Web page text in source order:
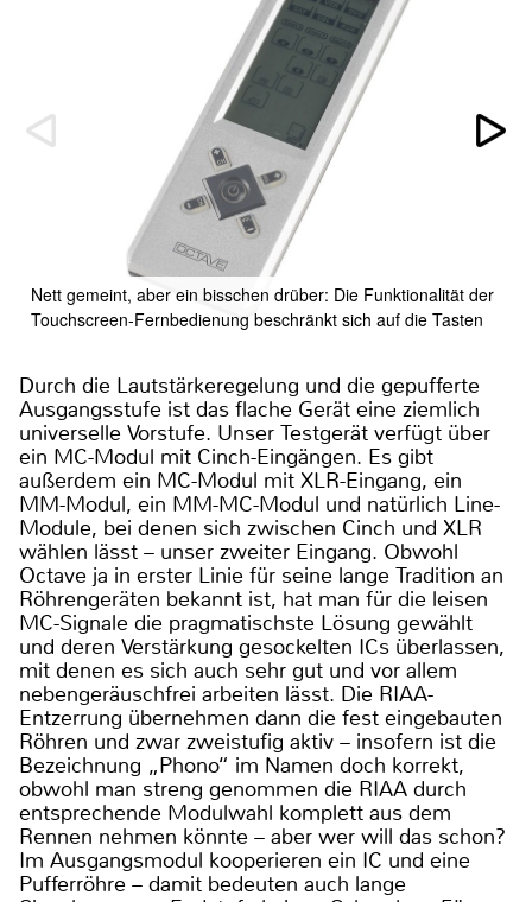
Nett gemeint, aber ein bisschen drüber: Die Funktionalität der
Touchscreen-Fernbedienung beschränkt sich auf die Tasten
Durch die Lautstärkeregelung und die gepufferte
Ausgangsstufe ist das flache Gerät eine ziemlich
universelle Vorstufe. Unser Testgerät verfügt über
ein MC-Modul mit Cinch-Eingängen. Es gibt
außerdem ein MC-Modul mit XLR-Eingang, ein
MM-Modul, ein MM-MC-Modul und natürlich Line-
Module, bei denen sich zwischen Cinch und XLR
wählen lässt – unser zweiter Eingang. Obwohl
Octave ja in erster Linie für seine lange Tradition an
Röhrengeräten bekannt ist, hat man für die leisen
MC-Signale die pragmatischste Lösung gewählt
und deren Verstärkung gesockelten ICs überlassen,
mit denen es sich auch sehr gut und vor allem
nebengeräuschfrei arbeiten lässt. Die RIAA-
Entzerrung übernehmen dann die fest eingebauten
Röhren und zwar zweistufig aktiv – insofern ist die
Bezeichnung „Phono“ im Namen doch korrekt,
obwohl man streng genommen die RIAA durch
entsprechende Modulwahl komplett aus dem
Rennen nehmen könnte – aber wer will das schon?
Im Ausgangsmodul kooperieren ein IC und eine
Pufferröhre – damit bedeuten auch lange